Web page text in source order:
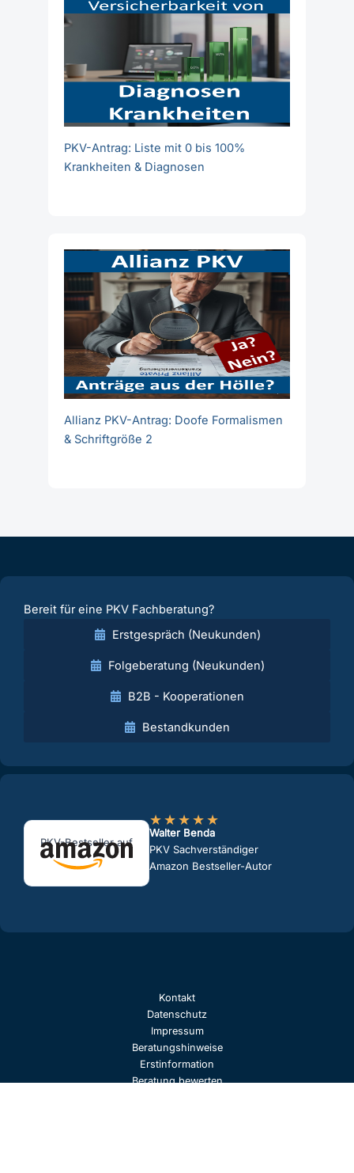
PKV-Antrag: Liste mit 0 bis 100%
Krankheiten & Diagnosen
Allianz PKV-Antrag: Doofe Formalismen
& Schriftgröße 2
Bereit für eine PKV Fachberatung?
Erstgespräch (Neukunden)
Folgeberatung (Neukunden)
B2B - Kooperationen
Bestandkunden
PKV-Bestseller auf
★★★★★
Walter Benda
PKV Sachverständiger
Amazon Bestseller-Autor
Kontakt
Datenschutz
Impressum
Beratungshinweise
Erstinformation
Beratung bewerten